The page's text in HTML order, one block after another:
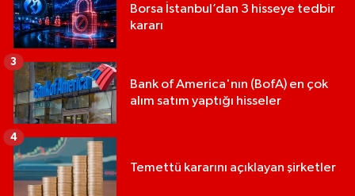
Borsa İstanbul’dan 3 hisseye tedbir
kararı
Bank of America'nın (BofA) en çok
alım satım yaptığı hisseler
3
Temettü kararını açıklayan şirketler
4